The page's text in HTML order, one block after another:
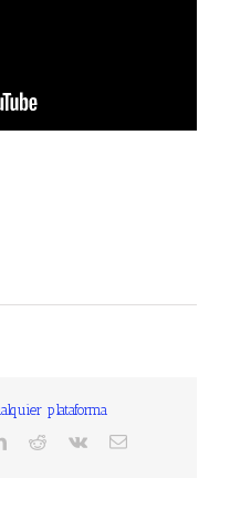
plataforma